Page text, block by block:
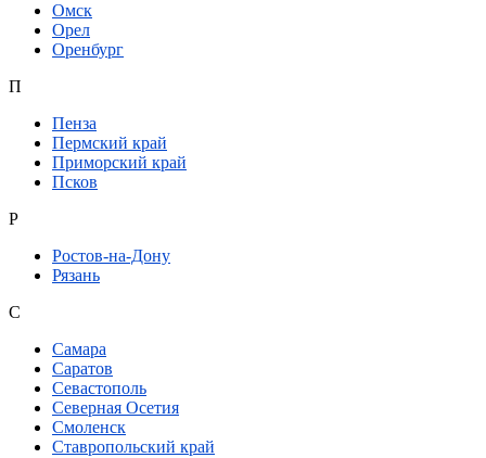
Омск
Орел
Оренбург
П
Пенза
Пермский край
Приморский край
Псков
Р
Ростов-на-Дону
Рязань
С
Самара
Саратов
Севастополь
Северная Осетия
Смоленск
Ставропольский край